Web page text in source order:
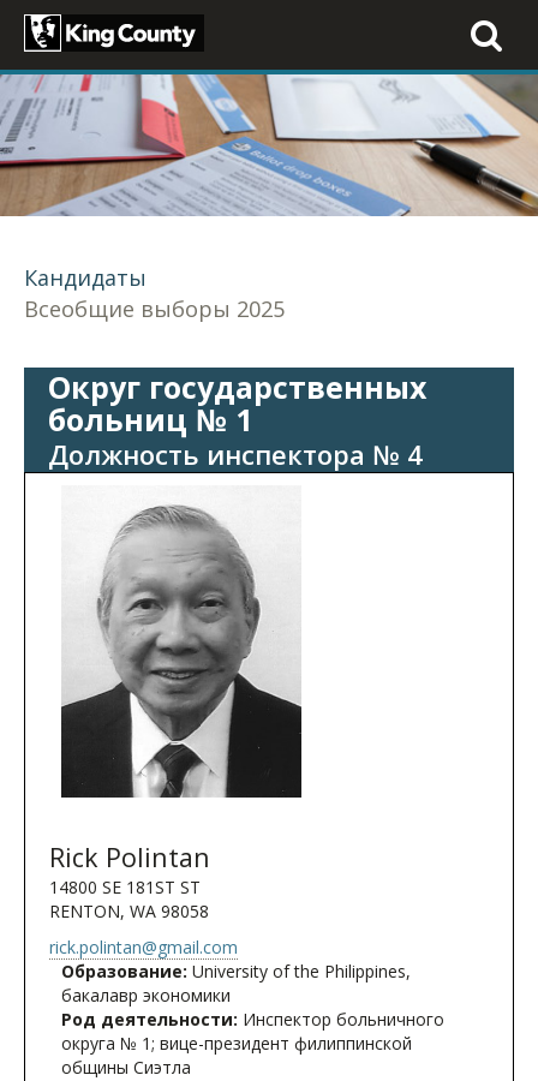
Toggle
Кандидаты
Всеобщие выборы 2025
Округ государственных
больниц № 1
Должность инспектора № 4
Rick Polintan
14800 SE 181ST ST
RENTON, WA 98058
rick.polintan@gmail.com
Образование: University of the Philippines,
бакалавр экономики
Род деятельности: Инспектор больничного
округа № 1; вице-президент филиппинской
общины Сиэтла